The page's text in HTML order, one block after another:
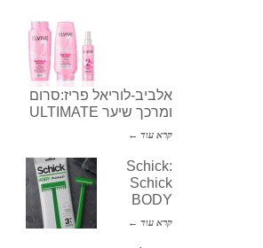
אלביב-לוריאל פריז:סרום
ומרכך שיער ULTIMATE
קרא עוד ←
Schick:
Schick
BODY
קרא עוד ←